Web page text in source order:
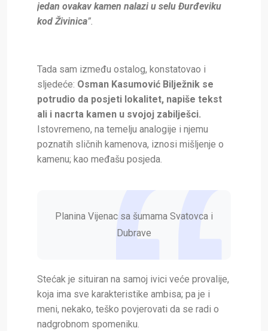
jedan ovakav kamen nalazi u selu Đurđeviku
kod Živinica”.
Tada sam između ostalog, konstatovao i
sljedeće: Osman Kasumović Bilježnik se
potrudio da posjeti lokalitet, napiše tekst
ali i nacrta kamen u svojoj zabilješci.
Istovremeno, na temelju analogije i njemu
poznatih sličnih kamenova, iznosi mišljenje o
kamenu; kao međašu posjeda.
Planina Vijenac sa šumama Svatovca i
Dubrave
Stećak je situiran na samoj ivici veće provalije,
koja ima sve karakteristike ambisa; pa je i
meni, nekako, teško povjerovati da se radi o
nadgrobnom spomeniku.